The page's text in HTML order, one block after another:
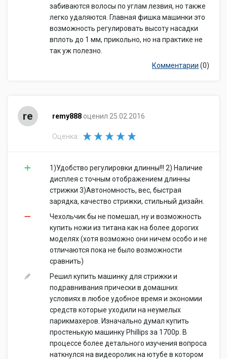
забиваются волосы по углам лезвия, но также
легко удаляются. Главная фишка машинки это
возможность регулировать высоту насадки
вплоть до 1 мм, прикольно, но на практике не
так уж полезно.
Комментарии (0)
re remy888 оценил 25.02.2016
Оценка:
1)Удобство регулировки длинны!!! 2) Наличие
дисплея с точным отображением длинны
стрижки 3)Автономность, вес, быстрая
зарядка, качество стрижки, стильный дизайн.
Чехольчик бы не помешал, ну и возможность
купить ножи из титана как на более дорогих
моделях (хотя возможно они ничем особо и не
отличаются пока не было возможности
сравнить)
Решил купить машинку для стрижки и
подравнивания прически в домашних
условиях в любое удобное время и экономии
средств которые уходили на неумелых
парикмахеров. Изначально думал купить
простенькую машинку Phillips за 1700р. В
процессе более детального изучения вопроса
наткнулся на видеоролик на ютубе в котором